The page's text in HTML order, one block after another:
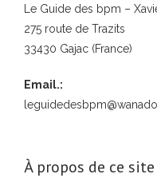
Le Guide des bpm –
275 route de Trazits
33430 Gajac (France)
Email.:
À propos de ce site